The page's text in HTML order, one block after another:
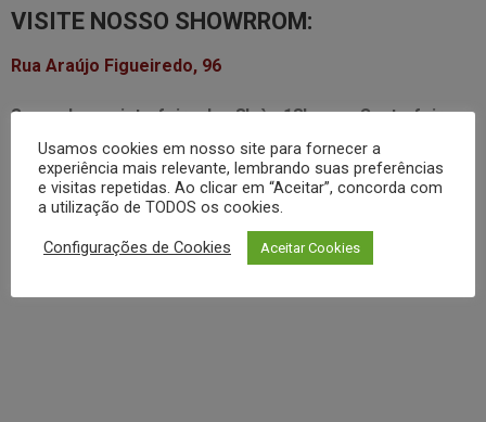
VISITE NOSSO SHOWRROM:
Rua Araújo Figueiredo, 96
Segunda a quinta-feira das8h às 18hSexta-feira
das 8h às 17h
REDES SOCIAIS
Usamos cookies em nosso site para fornecer a
experiência mais relevante, lembrando suas preferências
e visitas repetidas. Ao clicar em “Aceitar”, concorda com
a utilização de TODOS os cookies.
Configurações de Cookies Aceitar Cookies